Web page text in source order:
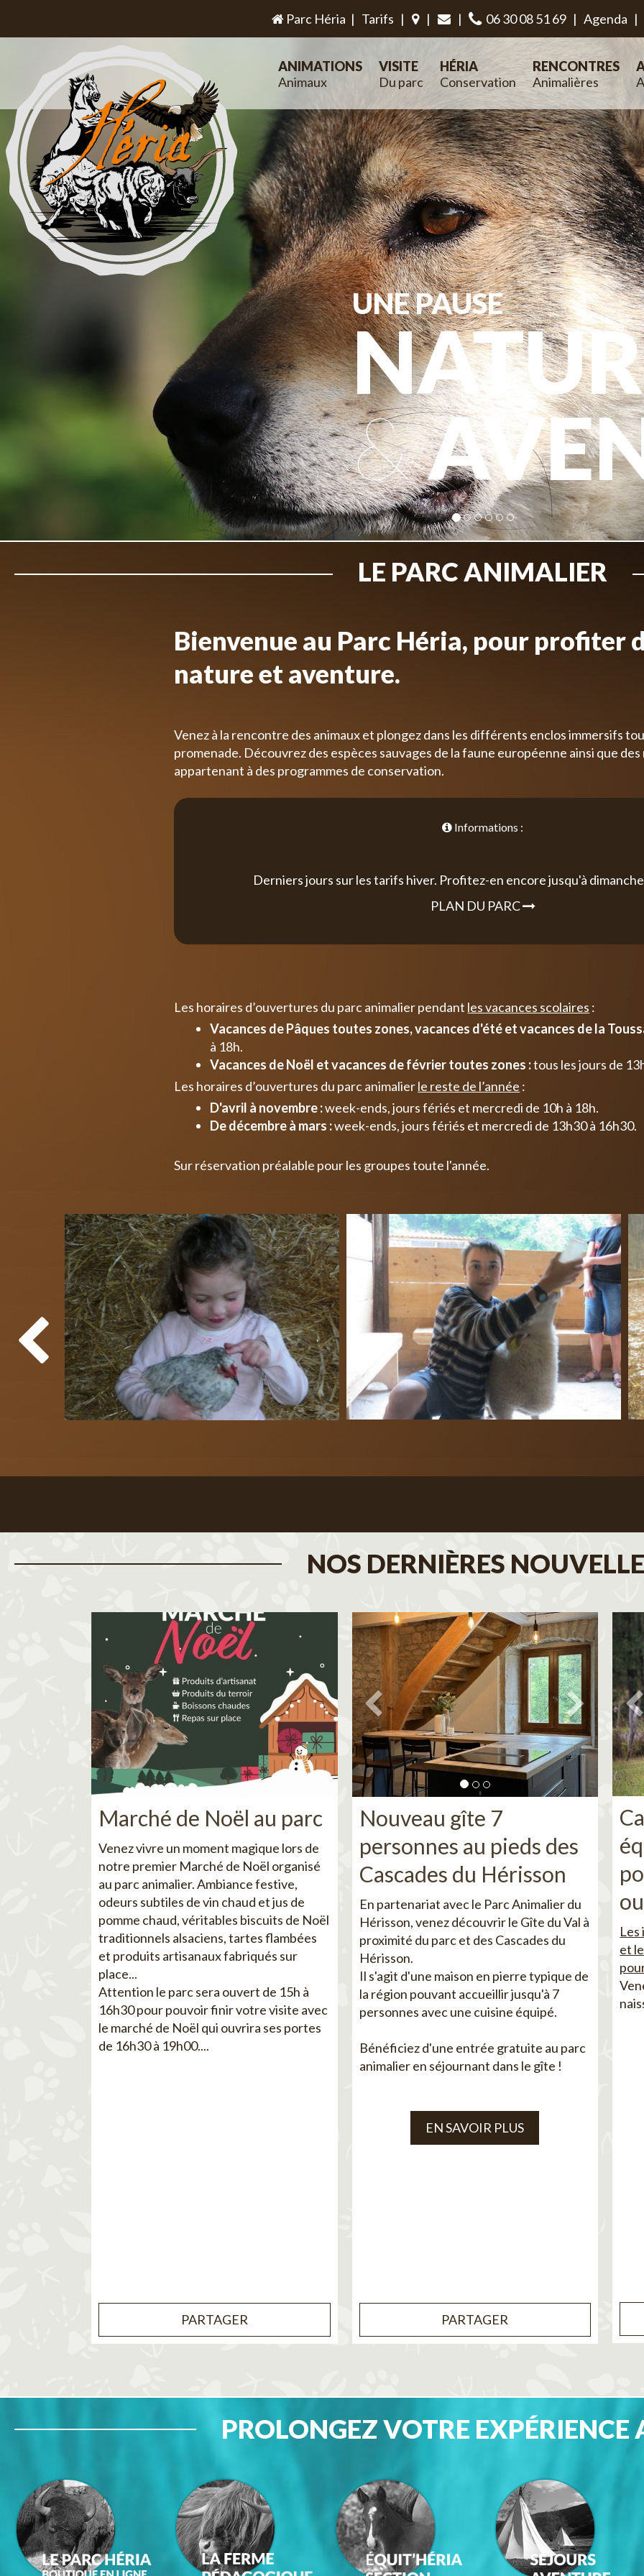
Parc Héria | Tarifs | | | 06 30 08 51 69 | Agenda |
UNE PAUSE
&
ANIMATIONS
Animaux
VISITE
Du parc
HÉRIA
Conservation
RENCONTRES
Animalières
LE PARC ANIMALIER
Bienvenue au Parc Héria, pour profiter
nature et aventure.
Venez à la rencontre des animaux et plongez dans les différents enclos immersifs
promenade. Découvrez des espèces sauvages de la faune européenne ainsi que
appartenant à des programmes de conservation.
Informations :
Derniers jours sur les tarifs hiver. Profitez-en encore jusqu'à
PLAN DU PARC
Les horaires d’ouvertures du parc animalier pendant les vacances scolaires :
Vacances de Pâques toutes zones, vacances d'été et vacances de la
à 18h.
Vacances de Noël et vacances de février toutes zones :tous les jours de
Les horaires d’ouvertures du parc animalierle reste de l’année :
D'avril à novembre :week-ends, jours fériés et mercredi de 10h à 18h.
De décembre à mars :week-ends, jours fériés et mercredi de 13h30 à 16h30.
Sur réservation préalable pour les groupes toute l'année.
NOS DERNIÈRES
Marché de Noël au parc
Venez vivre un moment magique lors de
notre premier Marché de Noël organisé
au parc animalier. Ambiance festive,
odeurs subtiles de vin chaud et jus de
pomme chaud, véritables biscuits de Noël
traditionnels alsaciens, tartes flambées
et produits artisanaux fabriqués sur
place...
Attention le parc sera ouvert de 15h à
16h30 pour pouvoir finir votre visite avec
le marché de Noël qui ouvrira ses portes
de 16h30 à 19h00....
PARTAGER
Nouveau gîte 7
personnes au pieds des
Cascades du Hérisson
En partenariat avec le Parc Animalier du
Hérisson, venez découvrir le Gîte du Val à
proximité du parc et des Cascades du
Hérisson.
Il s'agit d'une maison en pierre typique de
la région pouvant accueillir jusqu'à 7
personnes avec une cuisine équipé.
Bénéficiez d'une entrée gratuite au parc
animalier en séjournant dans le gîte !
EN SAVOIR PLUS
PARTAGER
Les
et
PROLONGEZ VOTRE EXPÉRIENCE